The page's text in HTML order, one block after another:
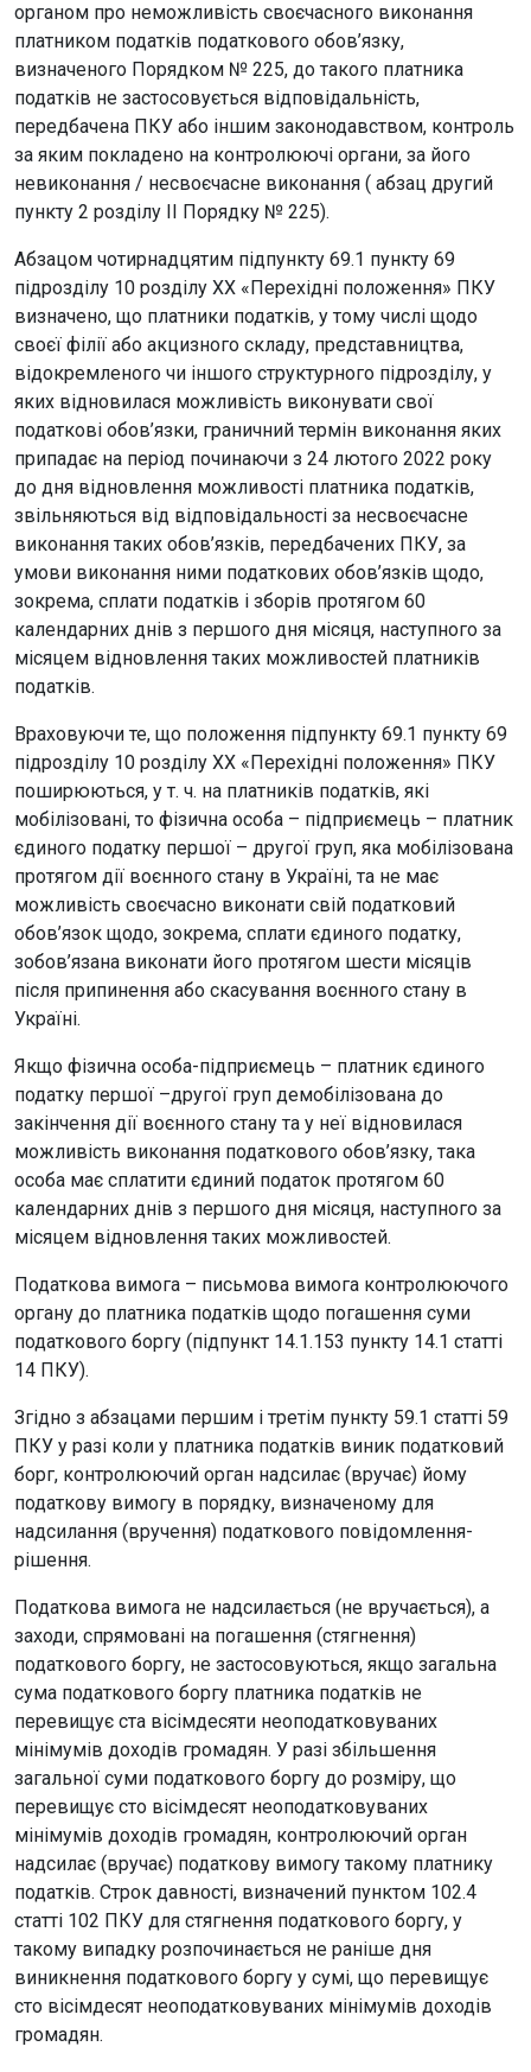
органом про неможливість своєчасного виконання
платником податків податкового обов’язку,
визначеного Порядком № 225, до такого платника
податків не застосовується відповідальність,
передбачена ПКУ або іншим законодавством, контроль
за яким покладено на контролюючі органи, за його
невиконання / несвоєчасне виконання ( абзац другий
пункту 2 розділу ІІ Порядку № 225).
Абзацом чотирнадцятим підпункту 69.1 пункту 69
підрозділу 10 розділу ХХ «Перехідні положення» ПКУ
визначено, що платники податків, у тому числі щодо
своєї філії або акцизного складу, представництва,
відокремленого чи іншого структурного підрозділу, у
яких відновилася можливість виконувати свої
податкові обов’язки, граничний термін виконання яких
припадає на період починаючи з 24 лютого 2022 року
до дня відновлення можливості платника податків,
звільняються від відповідальності за несвоєчасне
виконання таких обов’язків, передбачених ПКУ, за
умови виконання ними податкових обов’язків щодо,
зокрема, сплати податків і зборів протягом 60
календарних днів з першого дня місяця, наступного за
місяцем відновлення таких можливостей платників
податків.
Враховуючи те, що положення підпункту 69.1 пункту 69
підрозділу 10 розділу XX «Перехідні положення» ПКУ
поширюються, у т. ч. на платників податків, які
мобілізовані, то фізична особа – підприємець – платник
єдиного податку першої – другої груп, яка мобілізована
протягом дії воєнного стану в Україні, та не має
можливість своєчасно виконати свій податковий
обов’язок щодо, зокрема, сплати єдиного податку,
зобов’язана виконати його протягом шести місяців
після припинення або скасування воєнного стану в
Україні.
Якщо фізична особа-підприємець – платник єдиного
податку першої –другої груп демобілізована до
закінчення дії воєнного стану та у неї відновилася
можливість виконання податкового обов’язку, така
особа має сплатити єдиний податок протягом 60
календарних днів з першого дня місяця, наступного за
місяцем відновлення таких можливостей.
Податкова вимога – письмова вимога контролюючого
органу до платника податків щодо погашення суми
податкового боргу (підпункт 14.1.153 пункту 14.1 статті
14 ПКУ).
Згідно з абзацами першим і третім пункту 59.1 статті 59
ПКУ у разі коли у платника податків виник податковий
борг, контролюючий орган надсилає (вручає) йому
податкову вимогу в порядку, визначеному для
надсилання (вручення) податкового повідомлення-
рішення.
Податкова вимога не надсилається (не вручається), а
заходи, спрямовані на погашення (стягнення)
податкового боргу, не застосовуються, якщо загальна
сума податкового боргу платника податків не
перевищує ста вісімдесяти неоподатковуваних
мінімумів доходів громадян. У разі збільшення
загальної суми податкового боргу до розміру, що
перевищує сто вісімдесят неоподатковуваних
мінімумів доходів громадян, контролюючий орган
надсилає (вручає) податкову вимогу такому платнику
податків. Строк давності, визначений пунктом 102.4
статті 102 ПКУ для стягнення податкового боргу, у
такому випадку розпочинається не раніше дня
виникнення податкового боргу у сумі, що перевищує
сто вісімдесят неоподатковуваних мінімумів доходів
громадян.